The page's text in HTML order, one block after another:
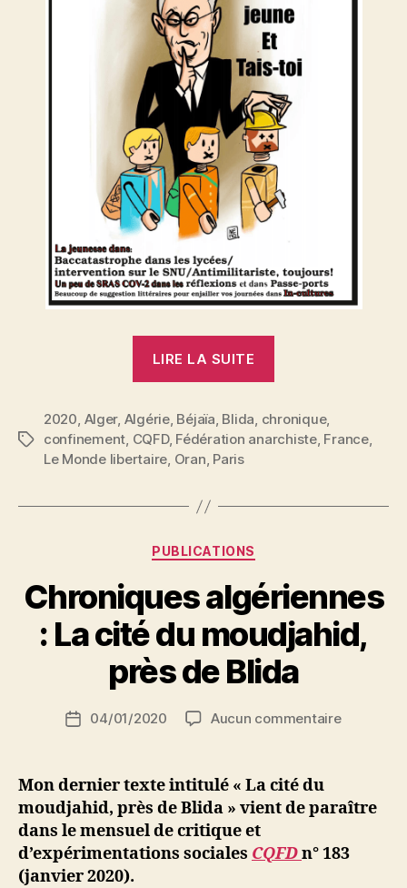
LIRE LA SUITE
Étiquettes
2020, Alger, Algérie, Béjaïa, Blida, chronique,
confinement, CQFD, Fédération anarchiste, France,
Le Monde libertaire, Oran, Paris
Catégories
PUBLICATIONS
Chroniques algériennes
: La cité du moudjahid,
près de Blida
P
a
r
S
N
Date04/01/2020 Aucun commentairesur
La
cité
Mon dernier texte intitulé « La cité du
moudjahid, près de Blida » vient de paraître
dans le mensuel de critique et
d’expérimentations sociales CQFDn° 183
(janvier 2020).